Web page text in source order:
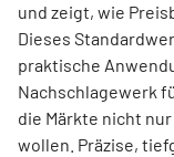
und zeigt, wie
Dieses
praktische
Nachschlagewerk
die Märkte nicht
wollen. Präzise,